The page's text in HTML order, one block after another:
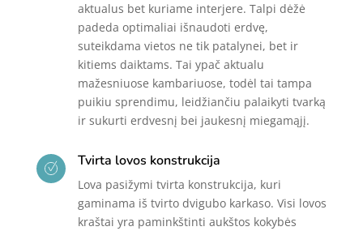
aktualus bet kuriame interjere. Talpi dėžė
padeda optimaliai išnaudoti erdvę,
suteikdama vietos ne tik patalynei, bet ir
kitiems daiktams. Tai ypač aktualu
mažesniuose kambariuose, todėl tai tampa
puikiu sprendimu, leidžiančiu palaikyti tvarką
ir sukurti erdvesnį bei jaukesnį miegamąjį.
Tvirta lovos konstrukcija
Lova pasižymi tvirta konstrukcija, kuri
gaminama iš tvirto dvigubo karkaso. Visi lovos
kraštai yra paminkštinti aukštos kokybės